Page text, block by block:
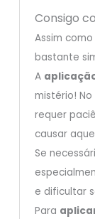
Consigo
Assim como
bastante
A
mistério!
requer
causar
Se
e dificultar
Para